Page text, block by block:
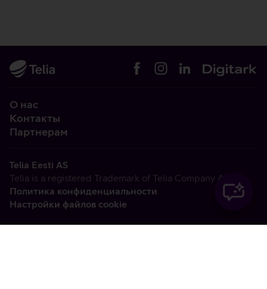
О нас
Контакты
Партнерам
Telia Eesti AS
Telia is a registered Trademark of Telia Company AB
Политика конфиденциальности
Настройки файлов cookie